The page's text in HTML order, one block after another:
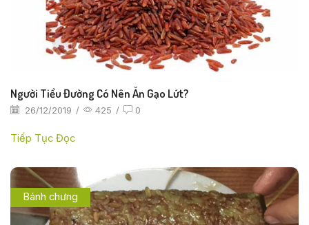
Người Tiểu Đường Có Nên Ăn Gạo Lứt?
26/12/2019 / 425 / 0
Tiếp Tục Đọc
Bánh chưng